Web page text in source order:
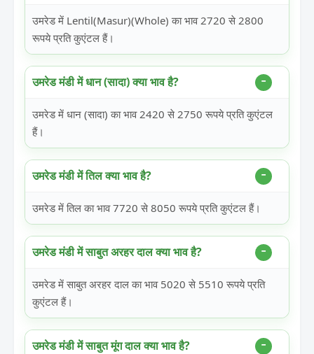
उमरेड में Lentil(Masur)(Whole) का भाव 2720 से 2800
रूपये प्रति कुएंटल हैं।
उमरेड मंडी में धान (सादा) क्या भाव है?
उमरेड में धान (सादा) का भाव 2420 से 2750 रूपये प्रति कुएंटल
हैं।
उमरेड मंडी में तिल क्या भाव है?
उमरेड में तिल का भाव 7720 से 8050 रूपये प्रति कुएंटल हैं।
उमरेड मंडी में साबुत अरहर दाल क्या भाव है?
उमरेड में साबुत अरहर दाल का भाव 5020 से 5510 रूपये प्रति
कुएंटल हैं।
उमरेड मंडी में साबुत मूंग दाल क्या भाव है?